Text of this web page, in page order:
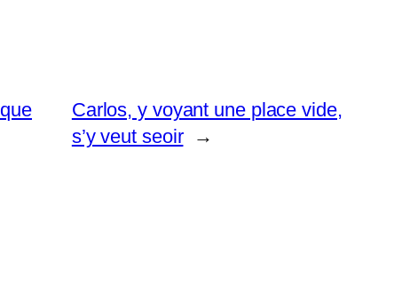
Carlos, y voyant une place vide,
s’y veut seoir
→